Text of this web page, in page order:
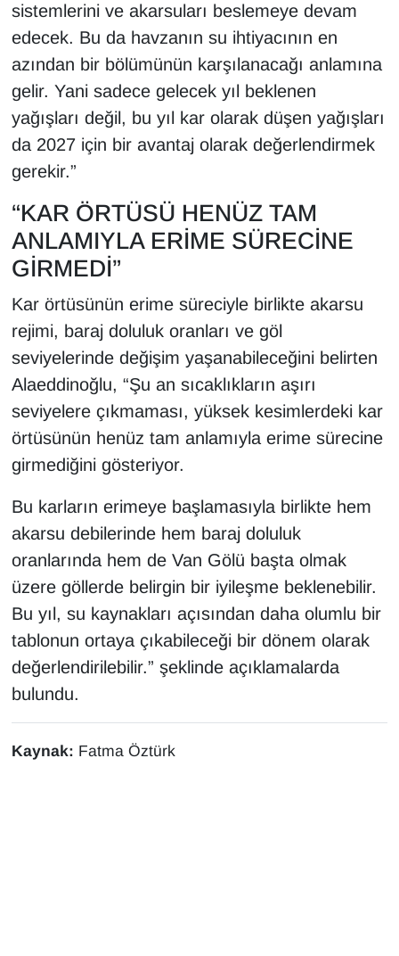
sistemlerini ve akarsuları beslemeye devam
edecek. Bu da havzanın su ihtiyacının en
azından bir bölümünün karşılanacağı anlamına
gelir. Yani sadece gelecek yıl beklenen
yağışları değil, bu yıl kar olarak düşen yağışları
da 2027 için bir avantaj olarak değerlendirmek
gerekir.”
“KAR ÖRTÜSÜ HENÜZ TAM
ANLAMIYLA ERİME SÜRECİNE
GİRMEDİ”
Kar örtüsünün erime süreciyle birlikte akarsu
rejimi, baraj doluluk oranları ve göl
seviyelerinde değişim yaşanabileceğini belirten
Alaeddinoğlu, “Şu an sıcaklıkların aşırı
seviyelere çıkmaması, yüksek kesimlerdeki kar
örtüsünün henüz tam anlamıyla erime sürecine
girmediğini gösteriyor.
Bu karların erimeye başlamasıyla birlikte hem
akarsu debilerinde hem baraj doluluk
oranlarında hem de Van Gölü başta olmak
üzere göllerde belirgin bir iyileşme beklenebilir.
Bu yıl, su kaynakları açısından daha olumlu bir
tablonun ortaya çıkabileceği bir dönem olarak
değerlendirilebilir.” şeklinde açıklamalarda
bulundu.
Kaynak: Fatma Öztürk